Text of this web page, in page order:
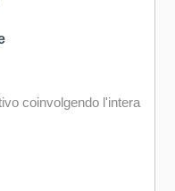
coinvolgendo l'intera